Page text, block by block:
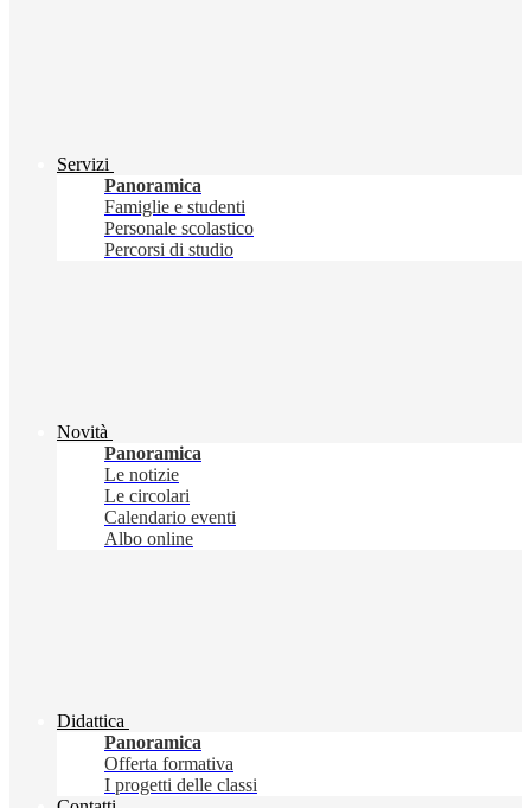
Servizi
Panoramica
Famiglie e studenti
Personale scolastico
Percorsi di studio
Novità
Panoramica
Le notizie
Le circolari
Calendario eventi
Albo online
Didattica
Panoramica
Offerta formativa
I progetti delle classi